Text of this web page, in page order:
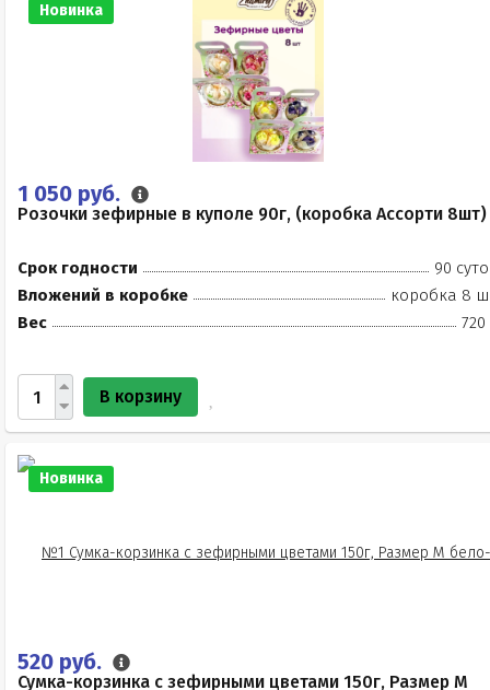
Новинка
1 050 руб.
Розочки зефирные в куполе 90г, (коробка Ассорти 8шт)
Срок годности
90
Вложений в коробке
коробка 8
Вес
720
В корзину
Новинка
520 руб.
Сумка-корзинка с зефирными цветами 150г, Размер М